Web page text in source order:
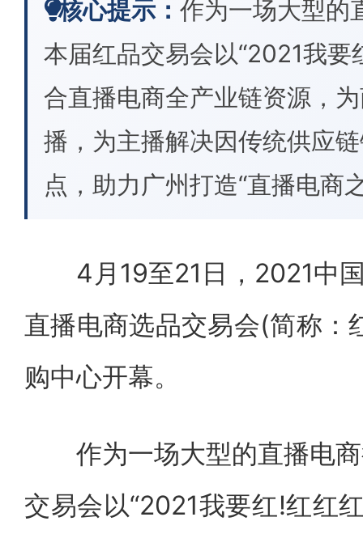
核心提示： 作为一场大型的
本届红品交易会以“2021我要
合直播电商全产业链资源，
播，为主播解决因传统供应
点，助力广州打造“直播电商
4月19至21日，2021中国
直播电商选品交易会(简称：
购中心开幕。
作为一场大型的直播电商
交易会以“2021我要红!红红